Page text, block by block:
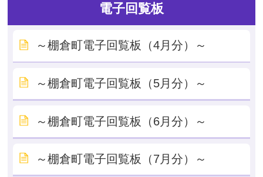
電子回覧板
～棚倉町電子回覧板（4月分）～
～棚倉町電子回覧板（5月分）～
～棚倉町電子回覧板（6月分）～
～棚倉町電子回覧板（7月分）～